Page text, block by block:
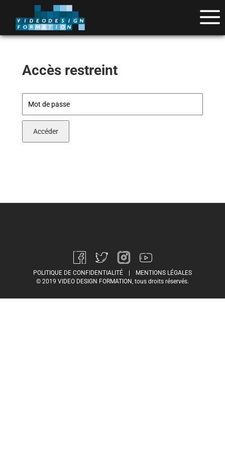
Accès restreint
Accéder
POLITIQUE DE CONFIDENTIALITÉ
MENTIONS LÉGALES
© 2019 VIDEO DESIGN FORMATION, tous droits réservés.